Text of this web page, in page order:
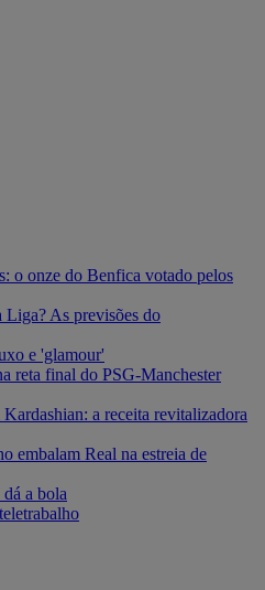
o onze do Benfica votado pelos
Liga? As previsões do
e 'glamour'
reta final do PSG-Manchester
a receita revitalizadora
embalam Real na estreia de
a bola